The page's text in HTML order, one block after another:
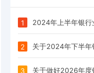
1
2
3